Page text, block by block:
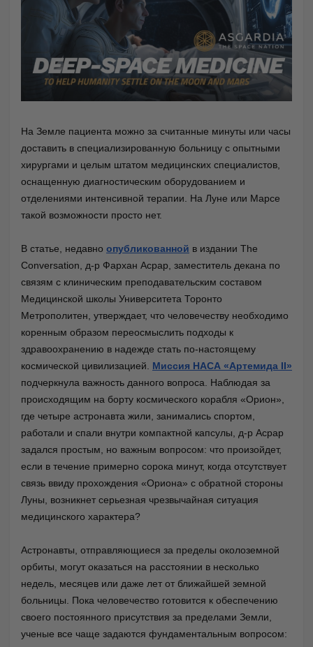
На Земле пациента можно за считанные минуты или часы
доставить в специализированную больницу с опытными
хирургами и целым штатом медицинских специалистов,
оснащенную диагностическим оборудованием и
отделениями интенсивной терапии. На Луне или Марсе
такой возможности просто нет.
В статье, недавно опубликованной в издании The
Conversation, д-р Фархан Асрар, заместитель декана по
связям с клиническим преподавательским составом
Медицинской школы Университета Торонто
Метрополитен, утверждает, что человечеству необходимо
коренным образом переосмыслить подходы к
здравоохранению в надежде стать по-настоящему
космической цивилизацией. Миссия НАСА «Артемида II»
подчеркнула важность данного вопроса. Наблюдая за
происходящим на борту космического корабля «Орион»,
где четыре астронавта жили, занимались спортом,
работали и спали внутри компактной капсулы, д-р Асрар
задался простым, но важным вопросом: что произойдет,
если в течение примерно сорока минут, когда отсутствует
связь ввиду прохождения «Ориона» с обратной стороны
Луны, возникнет серьезная чрезвычайная ситуация
медицинского характера?
Астронавты, отправляющиеся за пределы околоземной
орбиты, могут оказаться на расстоянии в несколько
недель, месяцев или даже лет от ближайшей земной
больницы. Пока человечество готовится к обеспечению
своего постоянного присутствия за пределами Земли,
ученые все чаще задаются фундаментальным вопросом: